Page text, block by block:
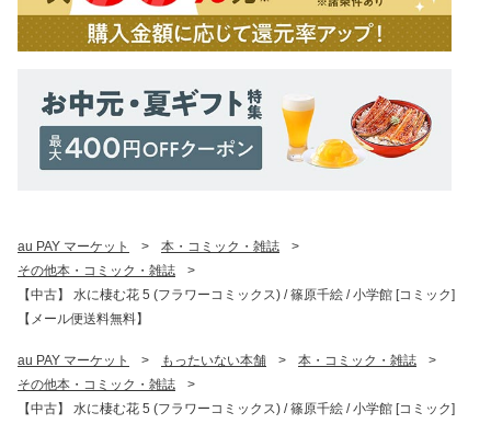
au PAY マーケット > 本・コミック・雑誌
>
その他本・コミック・雑誌
>
【中古】 水に棲む花 5 (フラワーコミックス) / 篠原千絵 / 小学館 [コミック]
【メール便送料無料】
au PAY マーケット > もったいない本舗 > 本・コミック・雑誌
>
その他本・コミック・雑誌
>
【中古】 水に棲む花 5 (フラワーコミックス) / 篠原千絵 / 小学館 [コミック]